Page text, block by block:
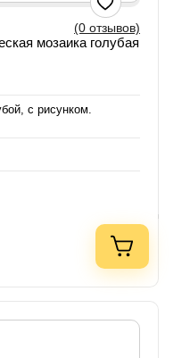
(0 отзывов)
мозаика голубая
с рисунком.